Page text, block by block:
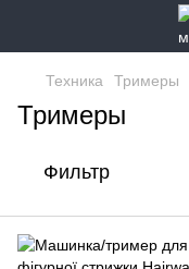
Техника Тримеры
Тримеры
Фильтр